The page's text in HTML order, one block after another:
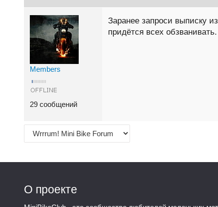
Members
29 сообщений
Заранее запроси выписку
придётся всех обзванивать.
О проекте